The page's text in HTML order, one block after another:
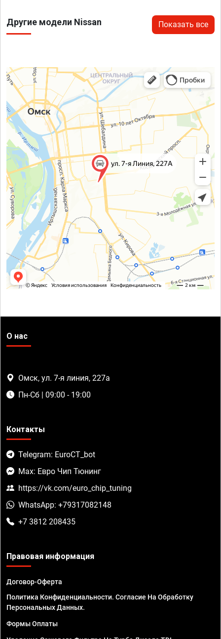
Другие модели Nissan Показать все
О нас
Омск, ул. 7-я линия, 227а
Пн-Сб | 09:00 - 19:00
Контакты
Telegram: EuroCT_bot
Max: Евро Чип Тюнинг
https://vk.com/euro_chip_tuning
WhatsApp: +79317082148
+7 3812 208435
Правовая информация
Договор-Оферта
Политика Конфиденциальности. Согласие На Обработку
Персональных Данных.
Формы Оплаты